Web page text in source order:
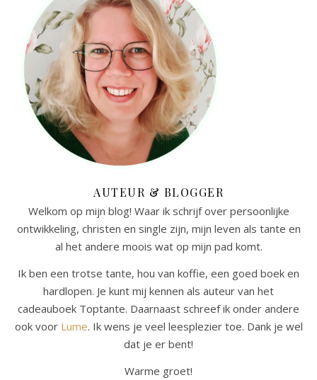
AUTEUR & BLOGGER
Welkom op mijn blog! Waar ik schrijf over persoonlijke
ontwikkeling, christen en single zijn, mijn leven als tante en
al het andere moois wat op mijn pad komt.
Ik ben een trotse tante, hou van koffie, een goed boek en
hardlopen. Je kunt mij kennen als auteur van het
cadeauboek Toptante. Daarnaast schreef ik onder andere
ook voor Lume. Ik wens je veel leesplezier toe. Dank je wel
dat je er bent!
Warme groet!